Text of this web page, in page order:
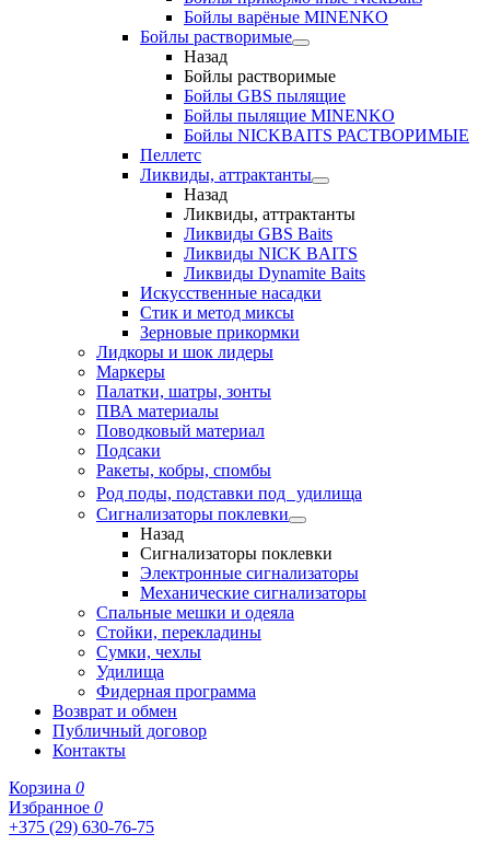
Бойлы варёные MINENKO
Бойлы растворимые
Назад
Бойлы растворимые
Бойлы GBS пылящие
Бойлы пылящие MINENKO
Бойлы NICKBAITS РАСТВОРИМЫЕ
Пеллетс
Ликвиды, аттрактанты
Назад
Ликвиды, аттрактанты
Ликвиды GBS Baits
Ликвиды NICK BAITS
Ликвиды Dynamite Baits
Искусственные насадки
Стик и метод миксы
Зерновые прикормки
Лидкоры и шок лидеры
Маркеры
Палатки, шатры, зонты
ПВА материалы
Поводковый материал
Подсаки
Ракеты, кобры, спомбы
Род поды, подставки под удилища
Сигнализаторы поклевки
Назад
Сигнализаторы поклевки
Электронные сигнализаторы
Механические сигнализаторы
Спальные мешки и одеяла
Стойки, перекладины
Сумки, чехлы
Удилища
Фидерная программа
Возврат и обмен
Публичный договор
Контакты
Корзина 0
Избранное 0
+375 (29) 630-76-75